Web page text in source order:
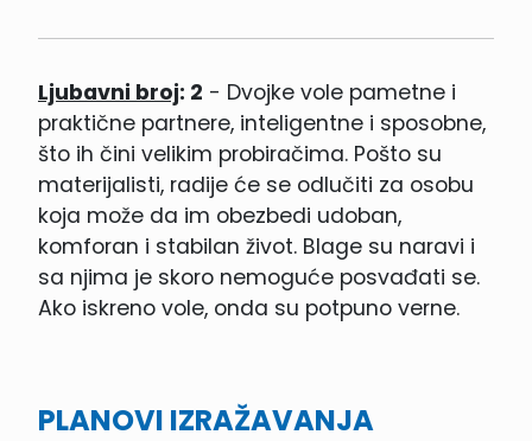
Ljubavni broj: 2 - Dvojke vole pametne i
praktične partnere, inteligentne i sposobne,
što ih čini velikim probiračima. Pošto su
materijalisti, radije će se odlučiti za osobu
koja može da im obezbedi udoban,
komforan i stabilan život. Blage su naravi i
sa njima je skoro nemoguće posvađati se.
Ako iskreno vole, onda su potpuno verne.
PLANOVI IZRAŽAVANJA